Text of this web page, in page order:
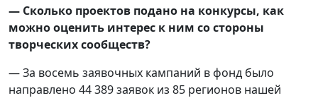
— Сколько проектов подано на конкурсы, как
можно оценить интерес к ним со стороны
творческих сообществ?
— За восемь заявочных кампаний в фонд было
направлено 44 389 заявок из 85 регионов нашей